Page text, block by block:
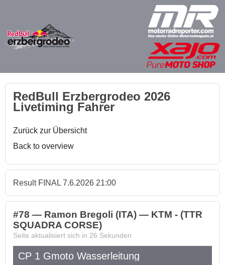
RedBull Erzbergrodeo 2026
Livetiming Fahrer
Zurück zur Übersicht
Back to overview
Result FINAL 7.6.2026 21:00
#78 — Ramon Bregoli (ITA) — KTM - (TTR
SQUADRA CORSE)
Seite aktualisiert sich in 26 Sekunden
CP 1 Gmoto Wasserleitung